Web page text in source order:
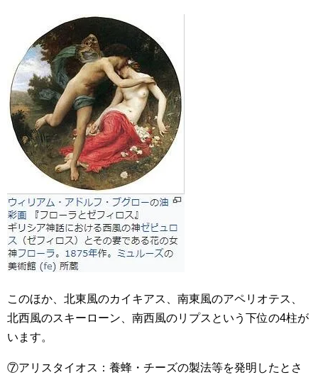
このほか、北東風のカイキアス、南東風のアペリオテス、
北西風のスキーローン、南西風のリプスという下位の4柱が
います。
⑦アリスタイオス：養蜂・チーズの製法等を発明したとさ